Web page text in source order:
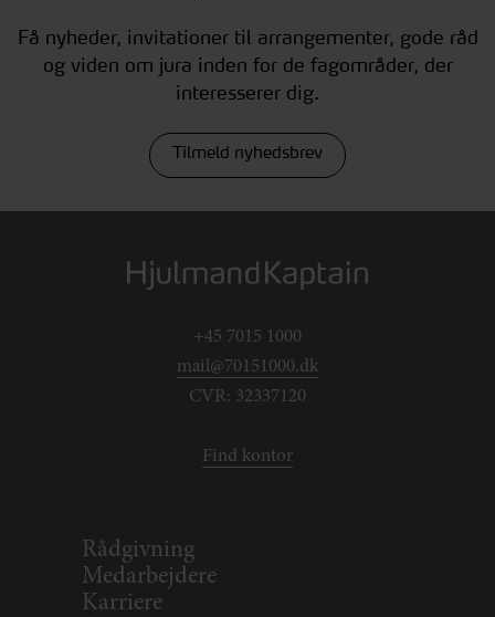
Få nyheder, invitationer til arrangementer, gode råd
og viden om jura inden for de fagområder, der
interesserer dig.
Tilmeld nyhedsbrev
+45 7015 1000
mail@70151000.dk
CVR: 32337120
Find kontor
Rådgivning
Medarbejdere
Karriere